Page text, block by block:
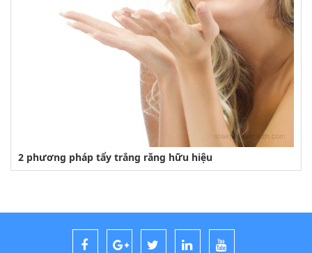
2 phương pháp tẩy trắng răng hữu hiệu